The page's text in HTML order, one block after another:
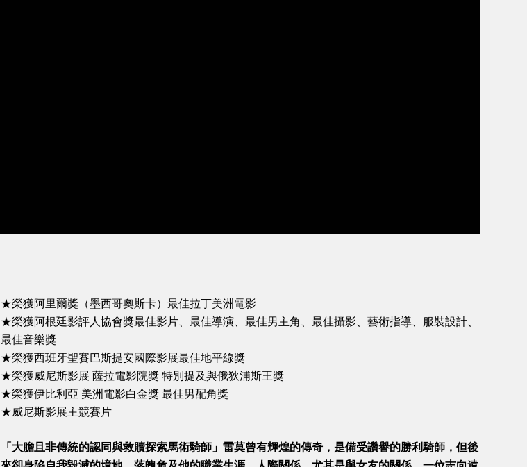
★榮獲阿里爾獎（墨西哥奧斯卡）最佳拉丁美洲電影
★榮獲阿根廷影評人協會獎最佳影片、最佳導演、最佳男主角、最佳攝影、藝術指導、服裝設計、
最佳音樂獎
★榮獲西班牙聖賽巴斯提安國際影展最佳地平線獎
★榮獲威尼斯影展 薩拉電影院獎 特別提及與俄狄浦斯王獎
★榮獲伊比利亞 美洲電影白金獎 最佳男配角獎
★威尼斯影展主競賽片
「大膽且非傳統的認同與救贖探索馬術騎師」雷莫曾有輝煌的傳奇，是備受讚譽的勝利騎師，但後